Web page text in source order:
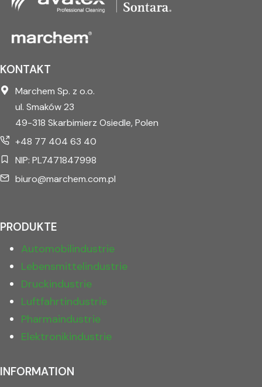
KONTAKT
Marchem Sp. z o.o.
ul. Smaków 23
49-318 Skarbimierz Osiedle, Polen
+48 77 404 63 40
NIP: PL7471847998
biuro@marchem.com.pl
PRODUKTE
Automobilindustrie
Lebensmittelindustrie
Druckindustrie
Luftfahrtindustrie
Pharmaindustrie
Elektronikindustrie
INFORMATION